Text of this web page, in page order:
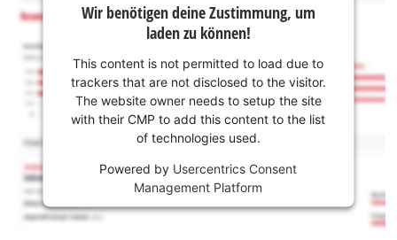
Wir benötigen deine Zustimmung, um
laden zu können!
This content is not permitted to load due to
trackers that are not disclosed to the visitor.
The website owner needs to setup the site
with their CMP to add this content to the list
of technologies used.
Powered by Usercentrics Consent
Management Platform